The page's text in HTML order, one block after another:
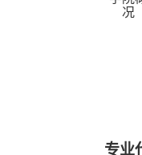
况
专业